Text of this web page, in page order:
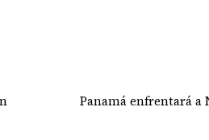
Panamá enfrentará a Nueva